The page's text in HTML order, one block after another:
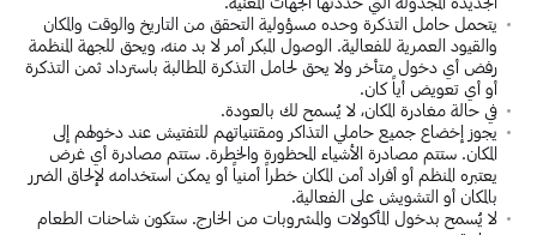
يتحمل حامل التذكرة وحده مسؤولية التحقق من التاريخ والوقت والمكان
والقيود العمرية للفعالية. الوصول المبكر أمر لا بد منه، ويحق للجهة المنظمة
رفض أي دخول متأخر ولا يحق لحامل التذكرة المطالبة باسترداد ثمن التذكرة
أو أي تعويض أياً كان.
في حالة مغادرة المكان، لا يُسمح لك بالعودة.
يجوز إخضاع جميع حاملي التذاكر ومقتنياتهم للتفتيش عند دخولهم إلى
المكان. ستتم مصادرة الأشياء المحظورة والخطرة. ستتم مصادرة أي غرض
يعتبره المنظم أو أفراد أمن المكان خطراً أمنياً أو يمكن استخدامه لإلحاق الضرر
بالمكان أو التشويش على الفعالية.
لا يُسمح بدخول المأكولات والمشروبات من الخارج. ستكون شاحنات الطعام